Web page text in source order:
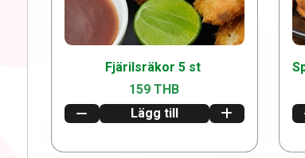
Fjärilsräkor 5 st
159 THB
Lägg till